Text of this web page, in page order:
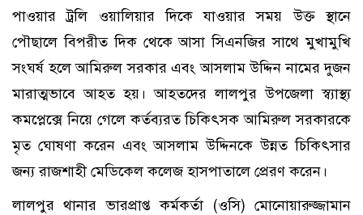
পাওয়ার ট্রলি ওয়ালিয়ার দিকে যাওয়ার সময় উক্ত স্থানে
পৌছালে বিপরীত দিক থেকে আসা সিএনজির সাথে মুখামুখি
সংঘর্ষ হলে আমিরুল সরকার এবং আসলাম উদ্দিন নামের দুজন
মারাত্মভাবে আহত হয়। আহতদের লালপুর উপজেলা স্ব্যাস্থ্য
কমপ্লেক্সে নিয়ে গেলে কর্তব্যরত চিকিৎসক আমিরুল সরকারকে
মৃত ঘোষণা করেন এবং আসলাম উদ্দিনকে উন্নত চিকিৎসার
জন্য রাজশাহী মেডিকেল কলেজ হাসপাতালে প্রেরণ করেন।
লালপুর থানার ভারপ্রাপ্ত কর্মকর্তা (ওসি) মোনোয়ারুজ্জামান